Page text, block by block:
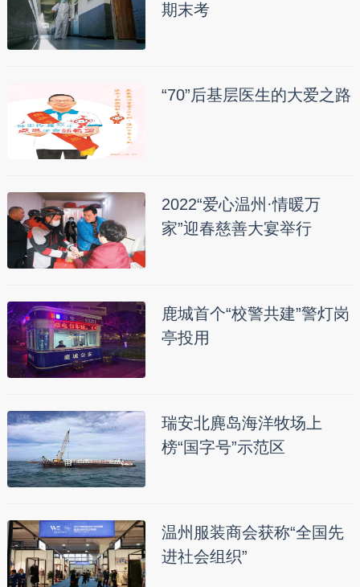
期末考
“70”后基层医生的大爱之路
2022“爱心温州·情暖万
家”迎春慈善大宴举行
鹿城首个“校警共建”警灯岗
亭投用
瑞安北麂岛海洋牧场上
榜“国字号”示范区
温州服装商会获称“全国先
进社会组织”